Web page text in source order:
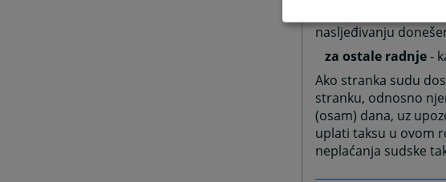
nasljeđivanju
za ostale radnje-
Ako stranka sudu
stranku, odnosno
(osam) dana, uz
uplati taksu u ovom
neplaćanja sudske